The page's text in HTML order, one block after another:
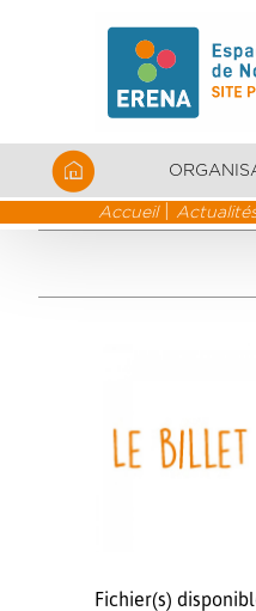
Accueil
Fichier(s)